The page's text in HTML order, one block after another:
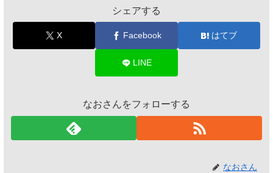
シェアする
X Facebook はてブ
LINE
なおさんをフォローする
なおさん